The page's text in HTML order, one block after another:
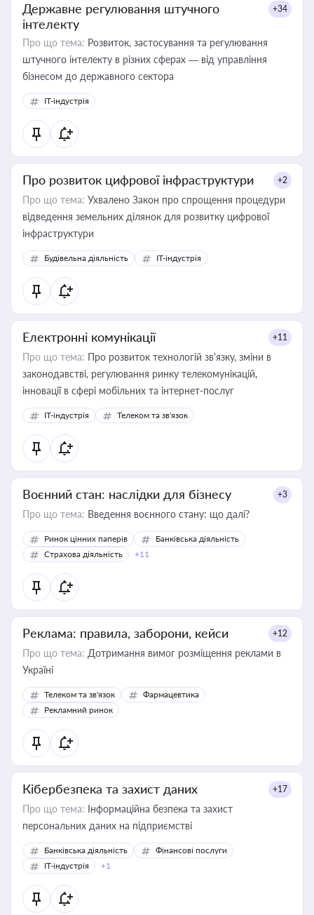
Державне регулювання штучного
інтелекту
+34
Про що тема: Розвиток, застосування та регулювання
штучного інтелекту в різних сферах — від управління
бізнесом до державного сектора
IT-індустрія
Про розвиток цифрової інфраструктури +2
Про що тема: Ухвалено Закон про спрощення процедури
відведення земельних ділянок для розвитку цифрової
інфраструктури
Будівельна діяльність IT-індустрія
Електронні комунікації +11
Про що тема: Про розвиток технологій зв'язку, зміни в
законодавстві, регулювання ринку телекомунікацій,
інновації в сфері мобільних та інтернет-послуг
IT-індустрія Телеком та зв'язок
Воєнний стан: наслідки для бізнесу +3
Про що тема: Введення воєнного стану: що далі?
Ринок цінних паперів
Банківська діяльність
Страхова діяльність
+11
Реклама: правила, заборони, кейси +12
Про що тема: Дотримання вимог розміщення реклами в
Україні
Телеком та зв'язок
Фармацевтика
Рекламний ринок
Кібербезпека та захист даних +17
Про що тема: Інформаційна безпека та захист
персональних даних на підприємстві
Банківська діяльність
Фінансові послуги
IT-індустрія
+1